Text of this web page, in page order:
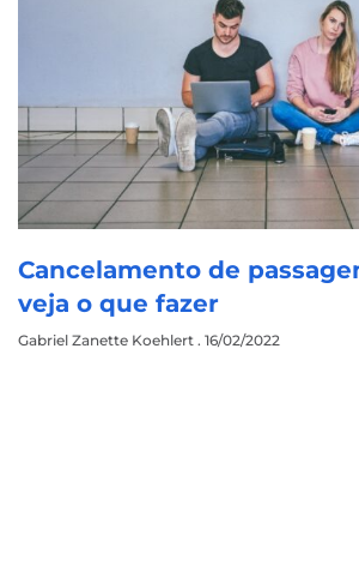
Cancelamento de
veja o que fazer
Gabriel Zanette Koehlert 16/02/2022